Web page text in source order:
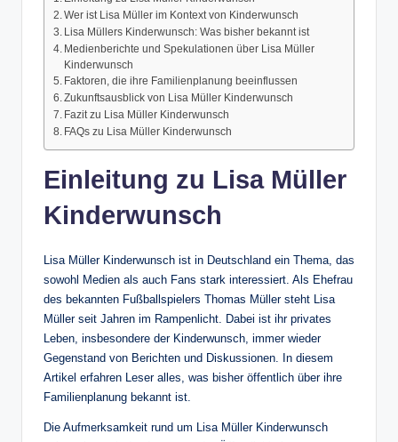
Wer ist Lisa Müller im Kontext von Kinderwunsch
Lisa Müllers Kinderwunsch: Was bisher bekannt ist
Medienberichte und Spekulationen über Lisa Müller
Kinderwunsch
Faktoren, die ihre Familienplanung beeinflussen
Zukunftsausblick von Lisa Müller Kinderwunsch
Fazit zu Lisa Müller Kinderwunsch
FAQs zu Lisa Müller Kinderwunsch
Einleitung zu Lisa Müller
Kinderwunsch
Lisa Müller Kinderwunsch ist in Deutschland ein Thema, das
sowohl Medien als auch Fans stark interessiert. Als Ehefrau
des bekannten Fußballspielers Thomas Müller steht Lisa
Müller seit Jahren im Rampenlicht. Dabei ist ihr privates
Leben, insbesondere der Kinderwunsch, immer wieder
Gegenstand von Berichten und Diskussionen. In diesem
Artikel erfahren Leser alles, was bisher öffentlich über ihre
Familienplanung bekannt ist.
Die Aufmerksamkeit rund um Lisa Müller Kinderwunsch